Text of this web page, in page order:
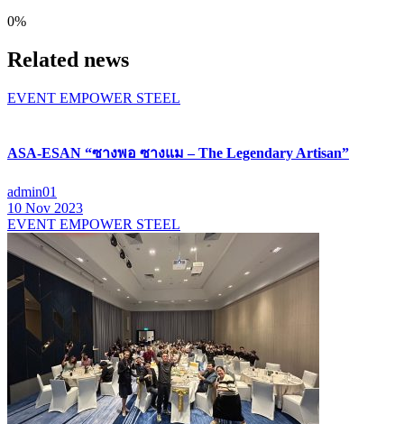
0%
Related news
EVENT EMPOWER STEEL
ASA-ESAN “ซางพอ ซางแม – The Legendary Artisan”
admin01
10 Nov 2023
EVENT EMPOWER STEEL